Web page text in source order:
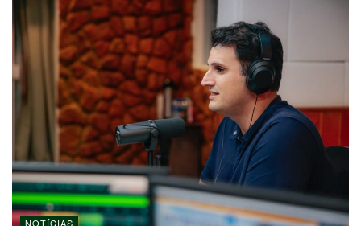
NOTÍCIAS